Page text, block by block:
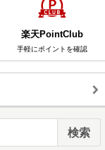
楽天PointClub
手軽にポイントを確認